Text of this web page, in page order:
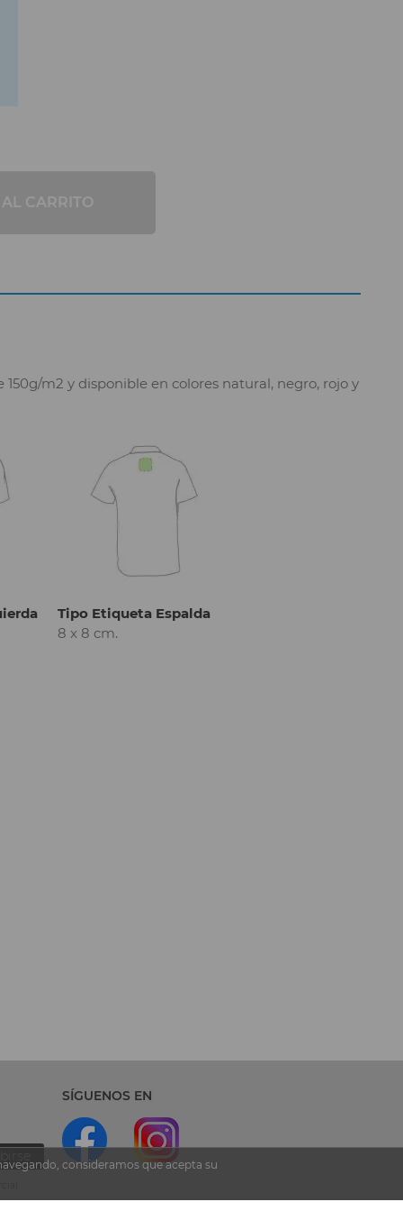
CARRITO
m2 y disponible en colores natural, negro, rojo y
Tipo Etiqueta Espalda
8 x 8 cm.
SÍGUENOS EN
consideramos que acepta su